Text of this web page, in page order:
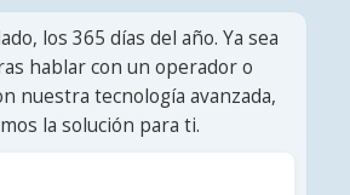
los 365 días del año. Ya sea
hablar con un operador o
nuestra tecnología avanzada,
la solución para ti.